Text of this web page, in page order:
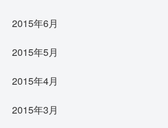
2015年6月
2015年5月
2015年4月
2015年3月